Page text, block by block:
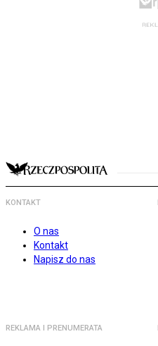
KONTAKT
O nas
Kontakt
Napisz do nas
REKLAMA I PRENUMERATA